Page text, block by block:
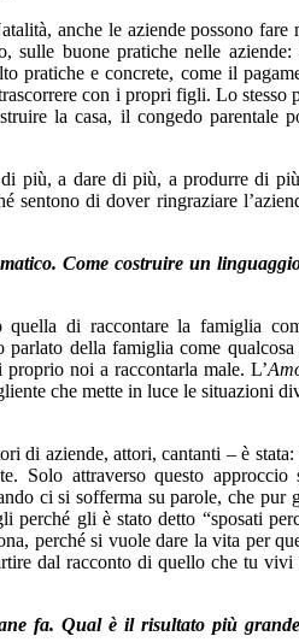
anche le aziende possono fare
buone pratiche nelle aziende:
pratiche e concrete, come il
con i propri figli. Lo stesso
la casa, il congedo parentale
più, a dare di più, a produrre di
di dover ringraziare
Come costruire un
di raccontare la famiglia
della famiglia come
noi a raccontarla male. L’
che mette in luce le situazioni
di aziende, attori, cantanti – è stata:
Solo attraverso questo approccio
ci si sofferma su parole, che pur
perché gli è stato detto “sposati
perché si vuole dare la vita per
dal racconto di quello che tu
fa. Qual è il risultato più